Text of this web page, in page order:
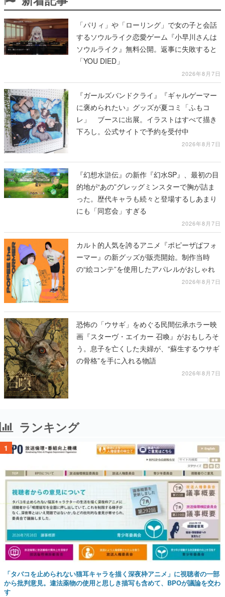
「パリィ」や「ローリング」で女の子と会話
するソウルライク恋愛ゲーム『小早川さんは
ソウルライク』無料公開。返事に失敗すると
「YOU DIED」
2026年8月7日
『ガールズバンドクライ』『ギャルゲーマー
に褒められたい』グッズが夏コミ「ふもコ
レ」 ブースに出展。イラストはすべて描き
下ろし。公式サイトで予約を受付中
2026年8月7日
『幻想水滸伝』の新作『幻水SP』、最初の目
的地が“あの”グレッグミンスターで胸が詰ま
った。歴代キャラも続々と登場するしあまり
にも「同窓会」すぎる
2026年8月7日
カルト的人気を誇るアニメ『ポピーザぱフォ
ーマー』の新グッズが販売開始。制作当時
の“絵コンテ”を使用したアパレルがおしゃれ
2026年8月7日
恐怖の「ウサギ」をめぐる民間伝承ホラー映
画『スターヴ・エイカー 召喚』がおもしろそ
う。息子を亡くした夫婦が、“蘇生するウサギ
の骨格”を手に入れる物語
2026年8月7日
ランキング
1
「タバコを止められない猫耳キャラを描く深夜枠アニメ」に視聴者の一部
から批判意見。違法薬物の使用と思しき描写も含めて、BPOが議論を交わ
す